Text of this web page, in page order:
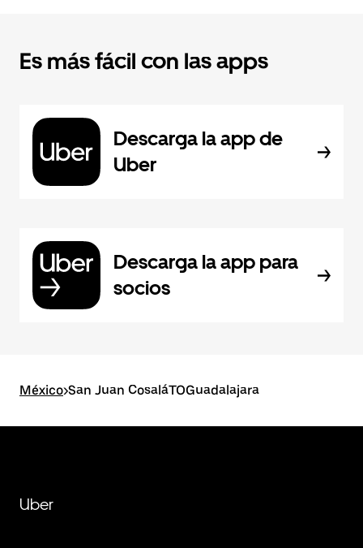
Es más fácil con las apps
Descarga la app de
Uber
Descarga la app para
socios
México>San Juan CosaláTOGuadalajara
Uber